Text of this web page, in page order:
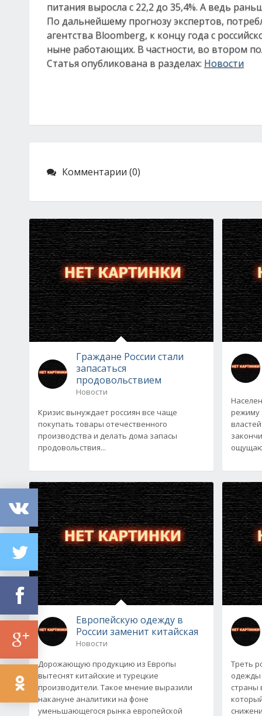
питания выросла с 22,2 до 35,4%. А ведь
По дальнейшему прогнозу экспертов,
агентства Bloomberg, к концу года с
ныне работающих. В частности, во втором
Статья опубликована в разделах: Новости
Комментарии (0)
Граждане России стали
запасаться
продовольствием
Новости
Кризис вынуждает россиян все чаще
покупать товары отечественного
производства и делать дома запасы
продовольствия...
Европейскую одежду в
России заменит китайская
Новости
Дорожающую продукцию из Европы
вытеснят китайские и турецкие
производители. Такое мнение выразили
накануне аналитики на фоне
уменьшающегося рынка европейской
режиму
Треть
одежды
страны